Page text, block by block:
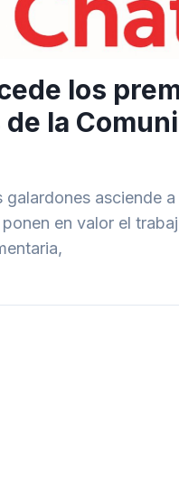
los
la
asciende
en valor el